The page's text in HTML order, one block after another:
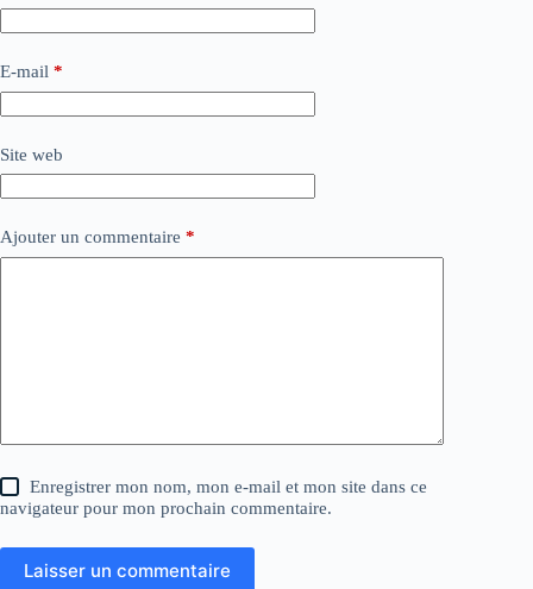
E-mail *
Site web
Ajouter un commentaire *
Enregistrer mon nom, mon e-mail et mon site dans ce
navigateur pour mon prochain commentaire.
Laisser un commentaire